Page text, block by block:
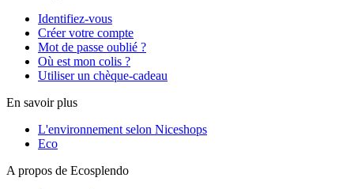
Identifiez-vous
Créer votre compte
Mot de passe oublié ?
Où est mon colis ?
Utiliser un chèque-cadeau
En savoir plus
L'environnement selon Niceshops
Eco
A propos de Ecosplendo